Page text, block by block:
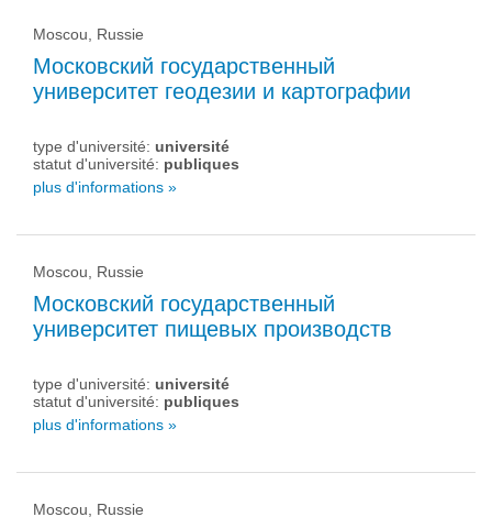
Moscou, Russie
Московский государственный
университет геодезии и картографии
type d'université: université
statut d'université: publiques
plus d'informations »
Moscou, Russie
Московский государственный
университет пищевых производств
type d'université: université
statut d'université: publiques
plus d'informations »
Moscou, Russie